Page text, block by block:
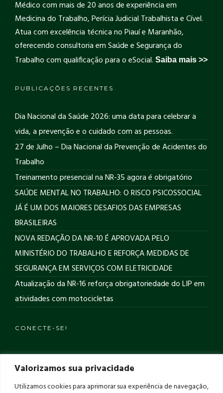
Valorizamos sua privacidade
Utilizamos cookies para aprimorar sua experiência de navegação,
Médico com mais de 20 anos de experiência em
Medicina do Trabalho, Perícia Judicial Trabalhista e Cível.
Atua com excelência técnica no Piauí e Maranhão,
oferecendo consultoria em Saúde e Segurança do
Trabalho com qualificação para o eSocial. Saiba mais >>
PUBLICAÇÕES RECENTES
Dia Nacional da Saúde 2026: uma data para celebrar a
vida, a prevenção e o cuidado com as pessoas.
27 de Julho – Dia Nacional da Prevenção de Acidentes do
Trabalho
Treinamento presencial na NR-35 agora é obrigatório
SAÚDE MENTAL NO TRABALHO: O RISCO PSICOSSOCIAL
JÁ É UM DOS MAIORES DESAFIOS DAS EMPRESAS
BRASILEIRAS
NOVA REDAÇÃO DA NR-10 É APROVADA PELO
MINISTÉRIO DO TRABALHO E REFORÇA MEDIDAS DE
SEGURANÇA EM SERVIÇOS COM ELETRICIDADE
Atualização da NR-16 reforça obrigatoriedade do LIP em
atividades com motocicletas
CONECTE-SE!
Ver no Instagram